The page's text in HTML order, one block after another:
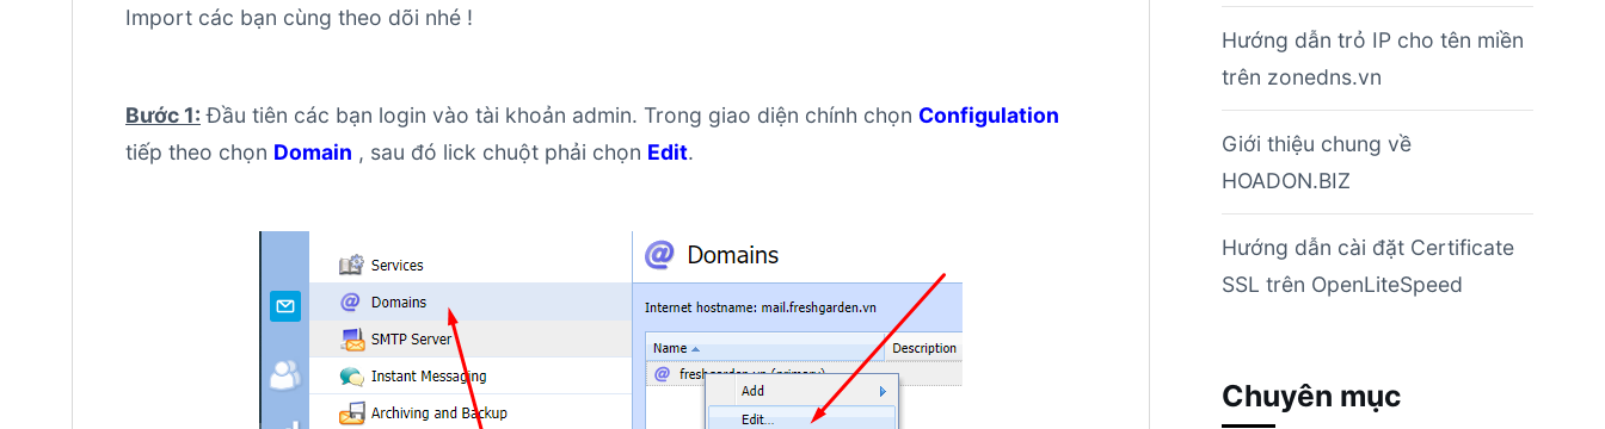
Import các bạn cùng theo dõi nhé !
Bước 1: Đầu tiên các bạn login vào tài khoản admin. Trong giao diện chính chọn Configulation
tiếp theo chọn Domain , sau đó lick chuột phải chọn Edit.
Hướng dẫn trỏ IP cho tên miền
trên zonedns.vn
Giới thiệu chung về
HOADON.BIZ
Hướng dẫn cài đặt Certificate
SSL trên OpenLiteSpeed
Chuyên mục